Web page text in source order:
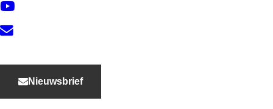
YouTube
Contact
Nieuwsbrief